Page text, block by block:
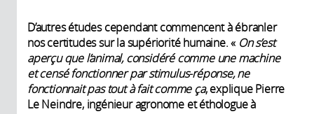
D’autres études cependant commencent à ébranler
nos certitudes sur la supériorité humaine. « On s’est
aperçu que l’animal, considéré comme une machine
et censé fonctionner par stimulus-réponse, ne
fonctionnait pas tout à fait comme ça, explique Pierre
Le Neindre, ingénieur agronome et éthologue à